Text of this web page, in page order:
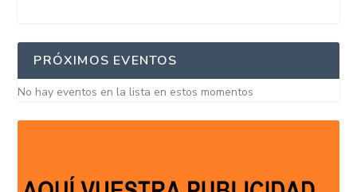
PRÓXIMOS EVENTOS
No hay eventos en la lista en estos momentos